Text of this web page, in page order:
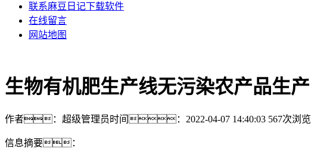
生物有机肥生产线无污染农产品生产
作者：超级管理员 时间：2022-04-07 14:40:03 567次浏览
信息摘要：
联系麻豆日记下载软件
在线留言
网站地图